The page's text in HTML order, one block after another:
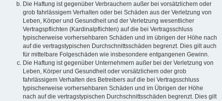
Die Haftung ist gegenüber Verbrauchern außer bei vorsätzlichem oder
grob fahrlässigem Verhalten oder bei Schäden aus der Verletzung von
Leben, Körper und Gesundheit und der Verletzung wesentlicher
Vertragspflichten (Kardinalpflichten) auf die bei Vertragsschluss
typischerweise vorhersehbaren Schäden und im übrigen der Höhe nach
auf die vertragstypischen Durchschnittsschäden begrenzt. Dies gilt auch
für mittelbare Folgeschäden wie insbesondere entgangenen Gewinn.
Die Haftung ist gegenüber Unternehmern außer bei der Verletzung von
Leben, Körper und Gesundheit oder vorsätzlichem oder grob
fahrlässigem Verhalten des Betreibers auf die bei Vertragsschluss
typischerweise vorhersehbaren Schäden und im Übrigen der Höhe
nach auf die vertragstypischen Durchschnittsschäden begrenzt. Dies gilt